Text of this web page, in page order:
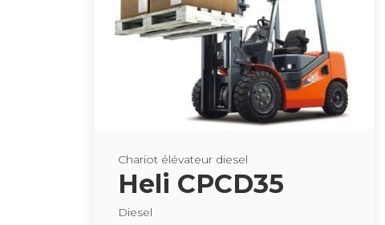
Cha­riot élé­va­teur die­sel
Heli CPCD35
Die­sel